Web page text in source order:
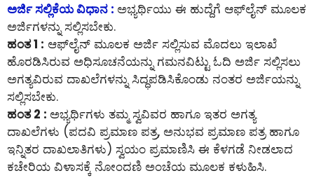
ಅರ್ಜಿ ಸಲ್ಲಿಕೆಯ ವಿಧಾನ : ಅಭ್ಯರ್ಥಿಯು ಈ ಹುದ್ದೆಗೆ ಆಫ್‌ಲೈನ್‌ ಮೂಲಕ
ಅರ್ಜಿಗಳನ್ನು ಸಲ್ಲಿಸಬೇಕು.
ಹಂತ 1 : ಆಫ್‌ಲೈನ್‌ ಮೂಲಕ ಅರ್ಜಿ ಸಲ್ಲಿಸುವ ಮೊದಲು ಇಲಾಖೆ
ಹೊರಡಿಸಿರುವ ಅಧಿಸೂಚನೆಯನ್ನು ಗಮನವಿಟ್ಟು ಓದಿ ಅರ್ಜಿ ಸಲ್ಲಿಸಲು
ಅಗತ್ಯವಿರುವ ದಾಖಲೆಗಳನ್ನು ಸಿದ್ಧಪಡಿಸಿಕೊಂಡು ನಂತರ ಅರ್ಜಿಯನ್ನು
ಸಲ್ಲಿಸಬೇಕು.
ಹಂತ 2 : ಅಭ್ಯರ್ಥಿಗಳು ತಮ್ಮ ಸ್ವವಿವರ ಹಾಗೂ ಇತರ ಅಗತ್ಯ
ದಾಖಲೆಗಳು (ಪದವಿ ಪ್ರಮಾಣ ಪತ್ರ, ಅನುಭವ ಪ್ರಮಾಣ ಪತ್ರ ಹಾಗೂ
ಇನ್ನಿತರ ದಾಖಲಾತಿಗಳು) ಸ್ವಯಂ ಪ್ರಮಾಣಿಸಿ ಈ ಕೆಳಗಡೆ ನೀಡಲಾದ
ಕಚೇರಿಯ ವಿಳಾಸಕ್ಕೆ ನೋಂದಣಿ ಅಂಚೆಯ ಮೂಲಕ ಕಳುಹಿಸಿ.